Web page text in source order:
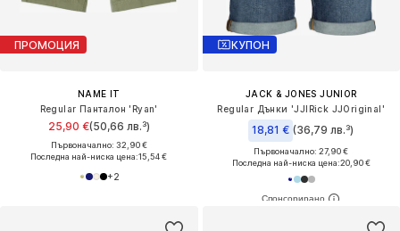
ПРОМОЦИЯ
NAME IT
Regular Панталон 'Ryan'
25,90 €(50,66 лв.³)
Първоначално: 32,90 €
Последна най-ниска цена:15,54 €
+2
КУПОН
JACK & JONES JUNIOR
Regular Дънки 'JJIRick JJOriginal'
18,81 € (36,79 лв.³)
Първоначално: 27,90 €
Последна най-ниска цена:20,90 €